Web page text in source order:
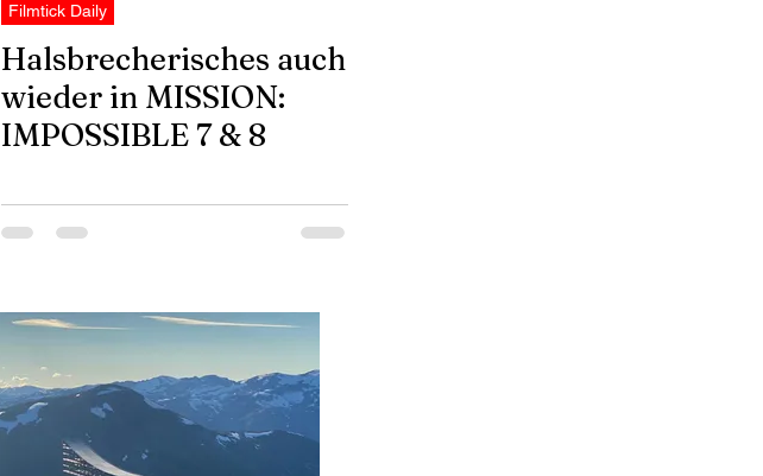
Filmtick Daily
Halsbrecherisches auch
wieder in MISSION:
IMPOSSIBLE 7 & 8